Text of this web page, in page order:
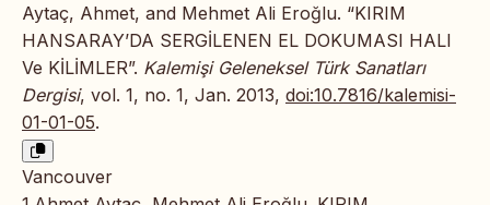
Aytaç, Ahmet, and Mehmet Ali Eroğlu. “KIRIM
HANSARAY’DA SERGİLENEN EL DOKUMASI HALI
Ve KİLİMLER”. Kalemişi Geleneksel Türk Sanatları
Dergisi, vol. 1, no. 1, Jan. 2013, doi:10.7816/kalemisi-
01-01-05.
Vancouver